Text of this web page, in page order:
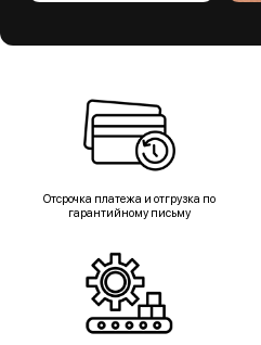
Отсрочка платежа и отгрузка по
гарантийному письму